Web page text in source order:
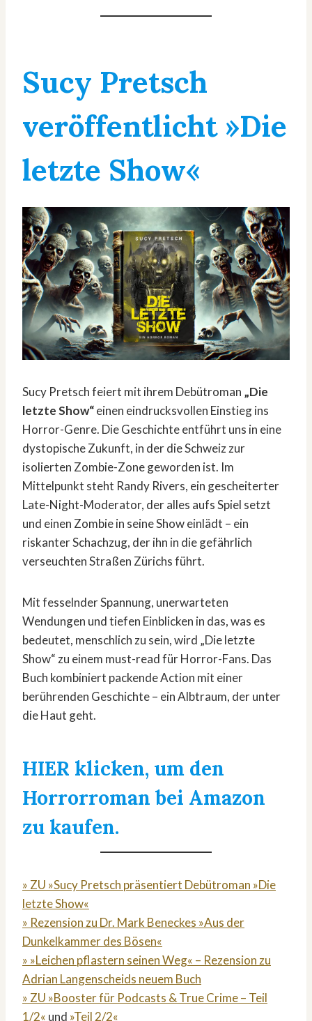
Sucy Pretsch
veröffentlicht »Die
letzte Show«
Sucy Pretsch feiert mit ihrem Debütroman „Die
letzte Show“einen eindrucksvollen Einstieg ins
Horror-Genre. Die Geschichte entführt uns in eine
dystopische Zukunft, in der die Schweiz zur
isolierten Zombie-Zone geworden ist. Im
Mittelpunkt steht Randy Rivers, ein gescheiterter
Late-Night-Moderator, der alles aufs Spiel setzt
und einen Zombie in seine Show einlädt – ein
riskanter Schachzug, der ihn in die gefährlich
verseuchten Straßen Zürichs führt.
Mit fesselnder Spannung, unerwarteten
Wendungen und tiefen Einblicken in das, was es
bedeutet, menschlich zu sein, wird „Die letzte
Show“ zu einem must-read für Horror-Fans. Das
Buch kombiniert packende Action mit einer
berührenden Geschichte – ein Albtraum, der unter
die Haut geht.
HIER klicken, um den
Horrorroman bei Amazon
zu kaufen.
» ZU »Sucy Pretsch präsentiert Debütroman »Die
letzte Show«
» Rezension zu Dr. Mark Beneckes »Aus der
Dunkelkammer des Bösen«
» »Leichen pflastern seinen Weg« – Rezension zu
Adrian Langenscheids neuem Buch
» ZU »Booster für Podcasts & True Crime – Teil
1/2« und »Teil 2/2«